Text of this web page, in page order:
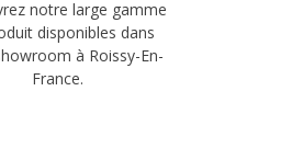
notre large gamme
disponibles dans
à Roissy-En-
France.